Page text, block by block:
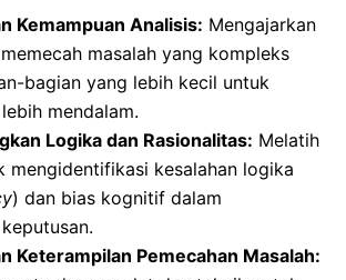
Kemampuan Analisis: Mengajarkan
masalah yang kompleks
bagian yang lebih kecil untuk
mendalam.
Logika dan Rasionalitas: Melatih
mengidentifikasi kesalahan logika
) dan bias kognitif dalam
Keterampilan Pemecahan Masalah: